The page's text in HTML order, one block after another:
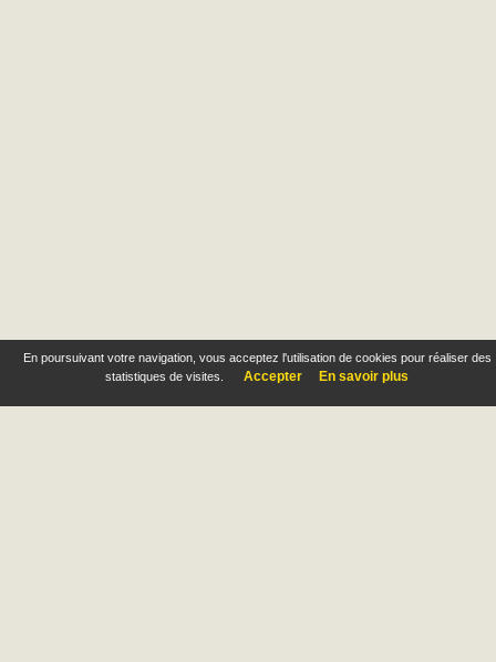
En poursuivant votre navigation, vous acceptez l'utilisation de cookies pour réaliser des
statistiques de visites.
Accepter En savoir plus